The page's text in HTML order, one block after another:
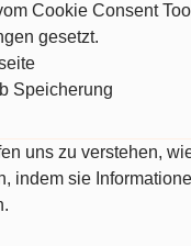
Cookie Consent
gesetzt.
Speicherung
uns zu verstehen,
indem sie